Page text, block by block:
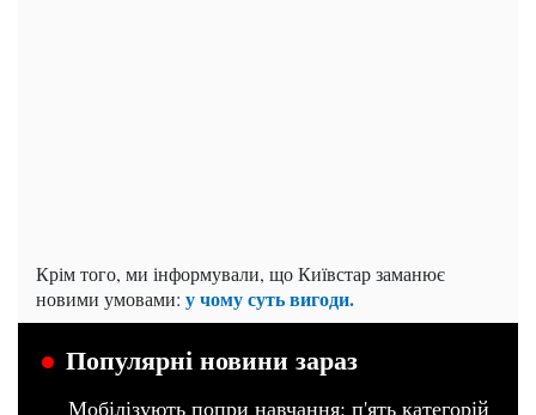
Крім того, ми інформували, що Київстар заманює
новими умовами: у чому суть вигоди.
Популярні новини зараз
Мобілізують попри навчання: п'ять категорій